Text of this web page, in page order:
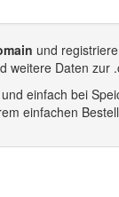
und
weitere Daten zur
einfach bei
einfachen